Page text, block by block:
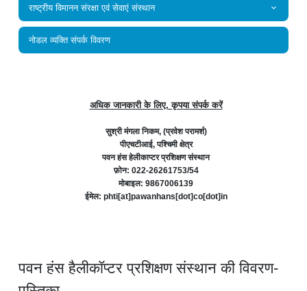
राष्‍ट्रीय विमानन संरक्षा एवं सेवाएं संस्‍थान
नोडल व्यक्ति संपर्क विवरण
अधिक जानकारी के लिए, कृपया संपर्क करें
सुश्री मंगला निकम, (प्रवेश परामर्श)
पीएचटीआई, पश्चिमी क्षेत्र
पवन हंस हेलीकाप्टर प्रशिक्षण संस्थान
फ़ोन: 022-26261753/54
मोबाइल: 9867006139
ईमेल: phti[at]pawanhans[dot]co[dot]in
पवन हंस हैलीकॉप्‍टर प्रशिक्षण संस्‍थान की विवरण-